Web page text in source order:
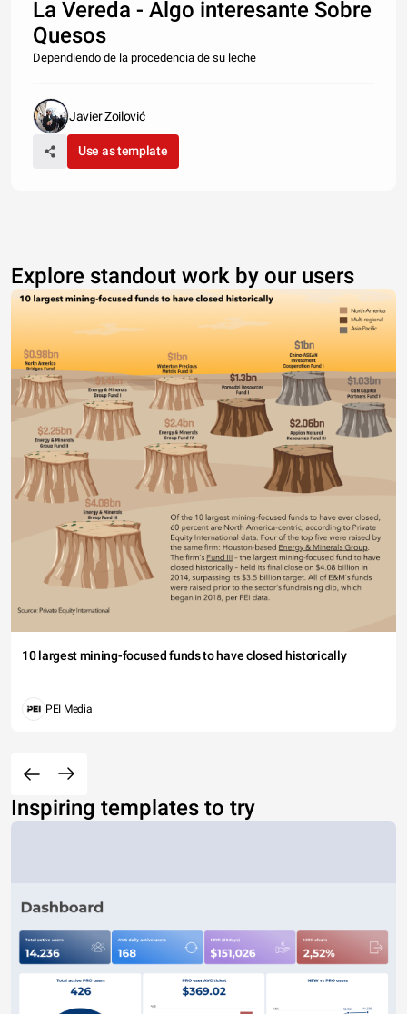
La Vereda - Algo interesante Sobre
Quesos
Dependiendo de la procedencia de su leche
Javier Zoilović
Use as template
Explore standout work by our users
10 largest mining-focused funds to have closed historically
PEI Media
Inspiring templates to try